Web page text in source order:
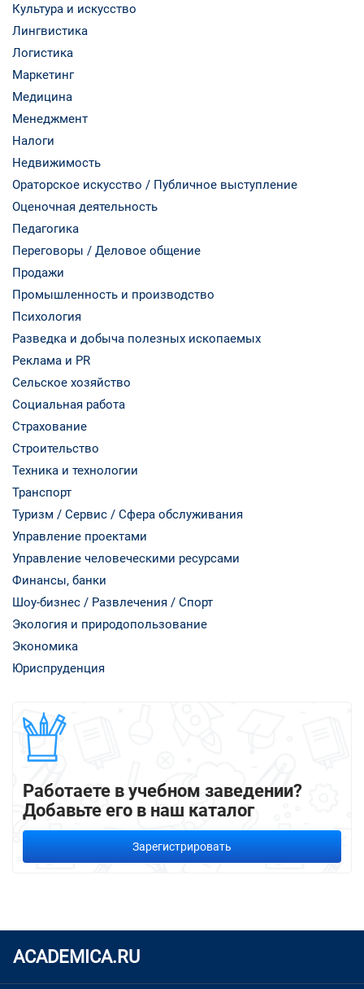
Культура и искусство
Лингвистика
Логистика
Маркетинг
Медицина
Менеджмент
Налоги
Недвижимость
Ораторское искусство / Публичное выступление
Оценочная деятельность
Педагогика
Переговоры / Деловое общение
Продажи
Промышленность и производство
Психология
Разведка и добыча полезных ископаемых
Реклама и PR
Сельское хозяйство
Социальная работа
Страхование
Строительство
Техника и технологии
Транспорт
Туризм / Сервис / Сфера обслуживания
Управление проектами
Управление человеческими ресурсами
Финансы, банки
Шоу-бизнес / Развлечения / Спорт
Экология и природопользование
Экономика
Юриспруденция
Работаете в учебном заведении?
Добавьте его в наш каталог
Зарегистрировать
ACADEMICA.RU